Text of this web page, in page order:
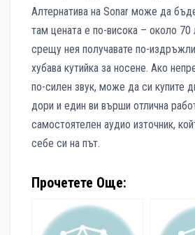
Алтернатива на Sonar може да
там цената е по-висока – около 70
срещу нея получавате по-
хубава кутийка за носене. Ако
по-силен звук, може да си купите
дори и един ви върши отлична
самостоятелен аудио източник,
себе си на път.
Прочетете Още: